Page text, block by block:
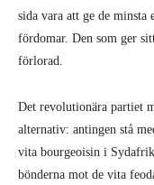
sida vara att ge de
fördomar. Den som ger
förlorad.
Det revolutionära partiet
alternativ: antingen stå
vita bourgeoisin i
bönderna mot de vita